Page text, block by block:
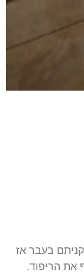
בעבר אז
את הריפוד.